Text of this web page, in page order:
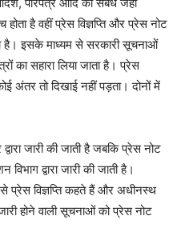
होता है वहीं प्रेस विज्ञप्ति और प्रेस नोट
है। इसके माध्यम से सरकारी सूचनाओं
का सहारा लिया जाता है। प्रेस
अंतर तो दिखाई नहीं पड़ता। दोनों में
जारी की जाती है जबकि प्रेस नोट
द्वारा जारी की जाती है।
प्रेस विज्ञप्ति कहते हैं और अधीनस्थ
होने वाली सूचनाओं को प्रेस नोट